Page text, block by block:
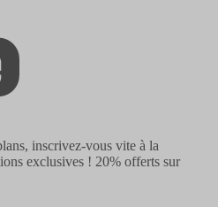
inscrivez-vous vite à la
exclusives ! 20% offerts sur